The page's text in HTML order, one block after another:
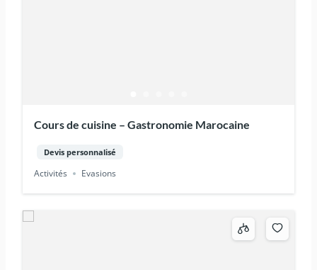
Cours de cuisine – Gastronomie Marocaine
Devis personnalisé
Activités Evasions